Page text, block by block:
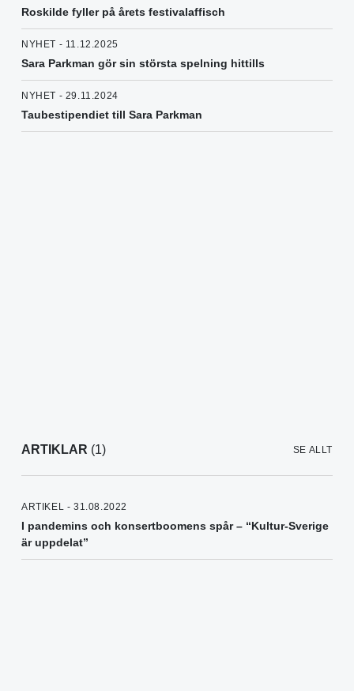
Roskilde fyller på årets festivalaffisch
NYHET - 11.12.2025
Sara Parkman gör sin största spelning hittills
NYHET - 29.11.2024
Taubestipendiet till Sara Parkman
ARTIKLAR (1) SE ALLT
ARTIKEL - 31.08.2022
I pandemins och konsertboomens spår – “Kultur-Sverige
är uppdelat”